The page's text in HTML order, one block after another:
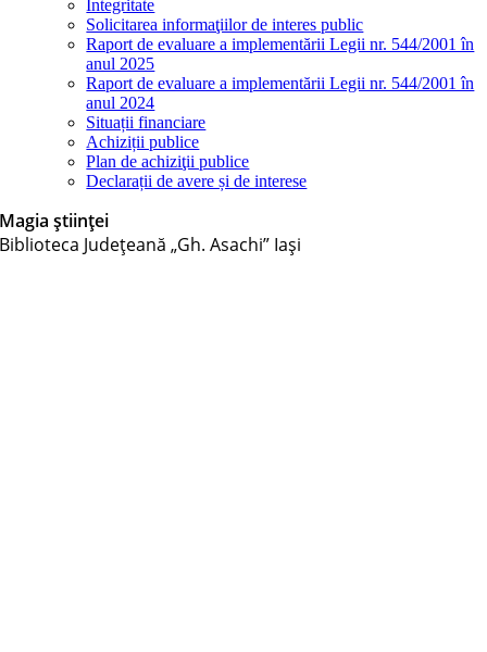
Integritate
Solicitarea informaţiilor de interes public
Raport de evaluare a implementării Legii nr. 544/2001 în
anul 2025
Raport de evaluare a implementării Legii nr. 544/2001 în
anul 2024
Situații financiare
Achiziții publice
Plan de achiziţii publice
Declarații de avere și de interese
Magia științei
Biblioteca Judeţeană „Gh. Asachi” Iaşi